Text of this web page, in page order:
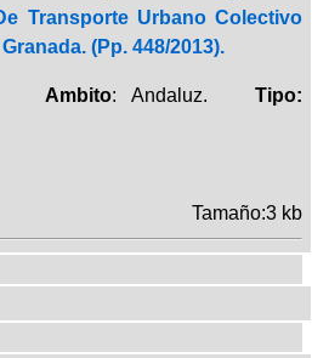
Transporte Urbano Colectivo
(Pp. 448/2013).
Ambito: Andaluz. Tipo:
Tamaño:3 kb